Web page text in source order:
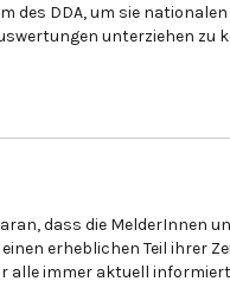
des DDA, um sie nationalen
unterziehen zu
dass die MelderInnen
erheblichen Teil ihrer
alle immer aktuell